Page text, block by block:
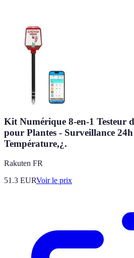
Kit Numérique 8-en-1 Testeur
pour Plantes - Surveillance
Température,¿.
Rakuten FR
51.3 EURVoir le prix